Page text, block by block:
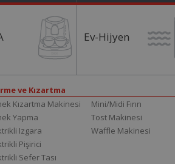
Ev-Hijyen
ve Kızartma
Kızartma Makinesi
Yapma
Izgara
Pişirici
Sefer Tası
Mini/Midi Fırın
Tost Makinesi
Waffle Makinesi